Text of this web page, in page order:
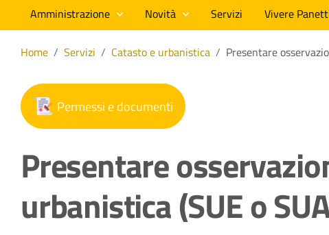
Amministrazione Novità Servizi Vivere
Home / Servizi / Catasto e urbanistica / Presentare
Permessi e documenti
Presentare
urbanistica (SUE o